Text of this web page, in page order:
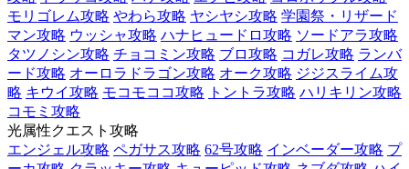
モリゴレム攻略 やわら攻略 ヤシヤシ攻略 学園祭・リザード
マン攻略 ウッシャ攻略 ハナヒュードロ攻略 ソードアラ攻略
タツノシン攻略 チョコミン攻略 ブロ攻略 コガレ攻略 ランバ
ード攻略 オーロラドラゴン攻略 オーク攻略 ジジスライム攻
略 キウイ攻略 モコモココ攻略 トントラ攻略 ハリキリン攻略
コモミ攻略
光属性クエスト攻略
エンジェル攻略 ペガサス攻略 62号攻略 インベーダー攻略 プ